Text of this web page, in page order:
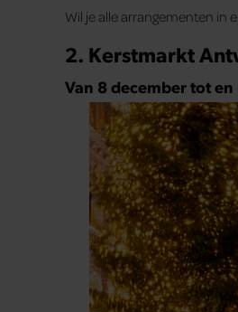
Wil je alle arrangementen in
2. Kerstmarkt
Van 8 december tot